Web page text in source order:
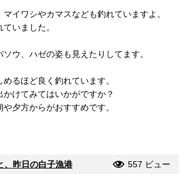
イワシやカマスなども釣れていますよ。
いました。
ウ、ハゼの姿も見えたりしてます。
るほど良く釣れています。
けてみてはいかがですか？
夕方からがおすすめです。
、昨日の白子漁港 557 ビュー